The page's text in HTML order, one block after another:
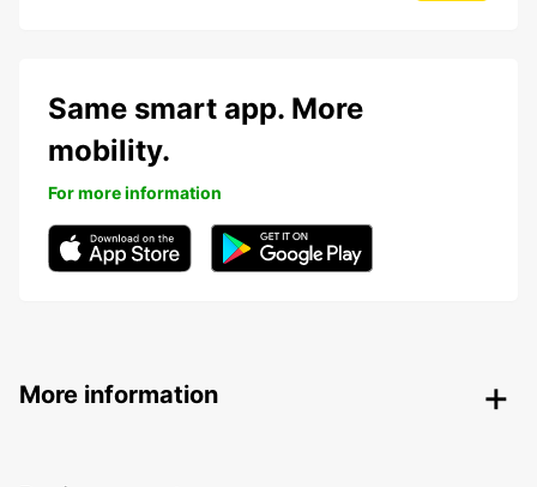
Same smart app. More
mobility.
For more information
More information